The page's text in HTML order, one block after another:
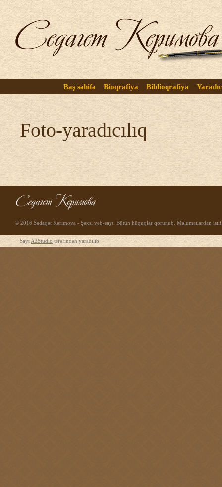
Baş səhifə Bioqrafiya Biblioqrafiya
Foto-yaradıcılıq
© 2016 Sədaqət Kərimova - Şəxsi veb-sayt. Bütün hüquqlar qorunub. Məlumatlardan
Sayt A2Studio tərəfindən yaradılıb